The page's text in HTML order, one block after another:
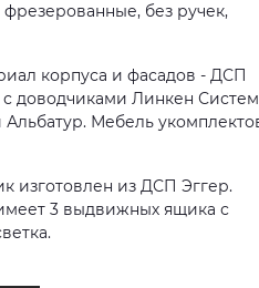
без ручек,
корпуса и фасадов - ДСП
доводчиками Линкен
Мебель
изготовлен из ДСП Эггер.
3 выдвижных ящика с